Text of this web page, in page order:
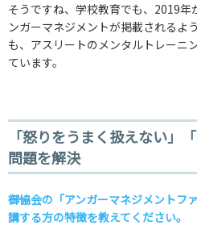
そうですね、学校教育でも、2019
ンガーマネジメントが掲載されるよ
も、アスリートのメンタルトレーニ
ています。
「怒りをうまく扱えない」
問題を解決
――御協会の「アンガーマネジメント
講する方の特徴を教えてください。